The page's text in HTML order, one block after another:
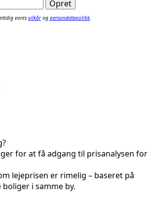
vores vilkårog persondatapolitik
for at få adgang til prisanalysen for
lejeprisen er rimelig – baseret på
i samme by.